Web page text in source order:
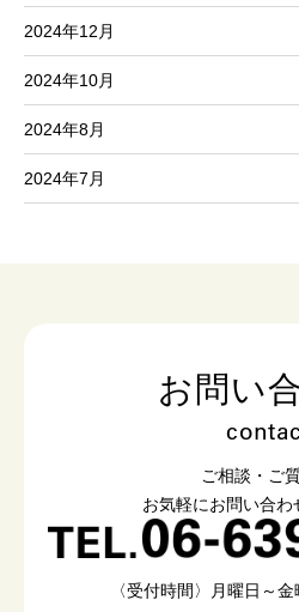
2024年12月
2024年10月
2024年8月
2024年7月
お問い
ご相談・ご
お気軽にお問い合わ
〈受付時間〉月曜日～